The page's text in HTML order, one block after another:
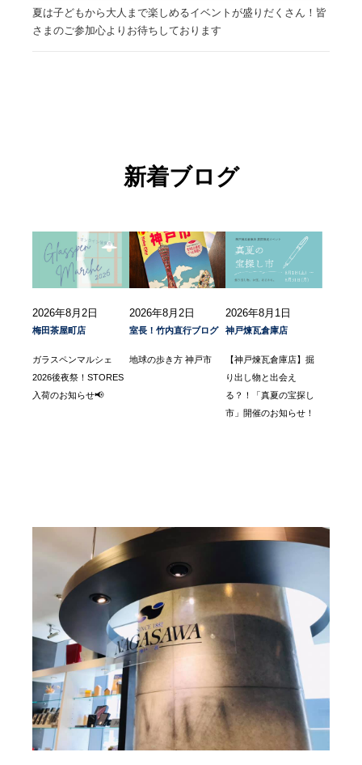
夏は子どもから大人まで楽しめるイベントが盛りだくさん！皆
さまのご参加心よりお待ちしております
新着ブログ
2026年8月2日
梅田茶屋町店
ガラスペンマルシェ
2026後夜祭！STORES
入荷のお知らせ📢
2026年8月2日
室長！竹内直行ブログ
地球の歩き方 神戸市
2026年8月1日
神戸煉瓦倉庫店
【神戸煉瓦倉庫店】掘
り出し物と出会え
る？！「真夏の宝探し
市」開催のお知らせ！